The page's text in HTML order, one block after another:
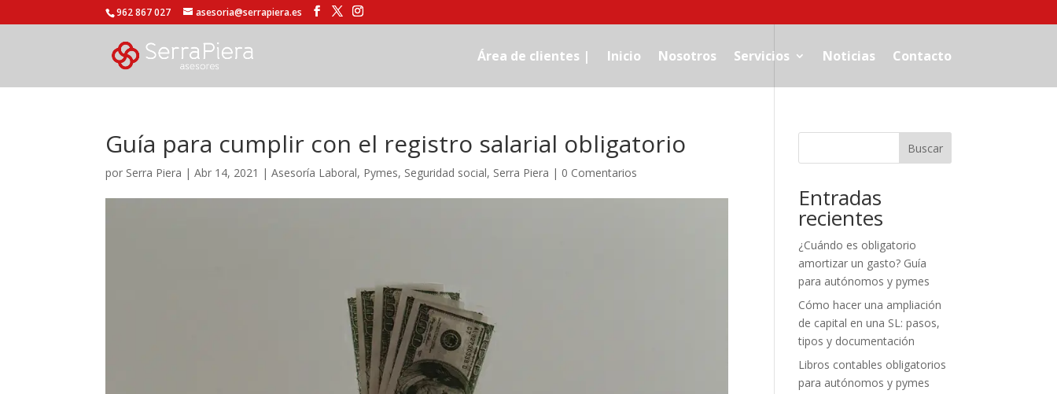
962 867 027 asesoria@serrapiera.es
Área de clientes | Inicio Nosotros Servicios Noticias Contacto
Guía para cumplir con el registro salarial obligatorio
por Serra Piera |Abr 14, 2021 |Asesoría Laboral, Pymes, Seguridad social, Serra Piera | 0 Comentarios
Buscar
Entradas
recientes
¿Cuándo es obligatorio
amortizar un gasto? Guía
para autónomos y pymes
Cómo hacer una ampliación
de capital en una SL: pasos,
tipos y documentación
Libros contables obligatorios
para autónomos y pymes